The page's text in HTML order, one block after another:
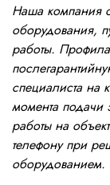
Наша компания
оборудования,
работы.
специалиста на
момента подачи
работы на
телефону при
оборудованием.